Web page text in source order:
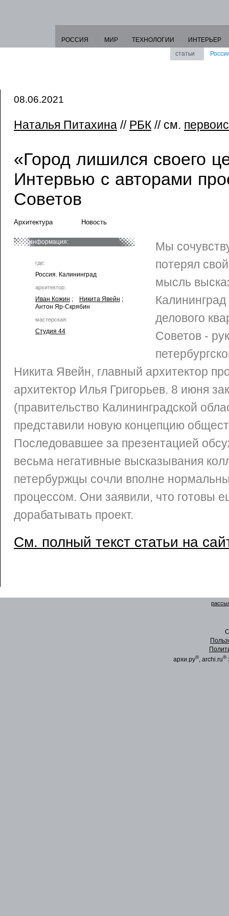
РОССИЯ МИР ТЕХНОЛОГИИ
ИНТЕРЬЕР
статьи
08.06.2021
Наталья Питахина // РБК // см.
«Город лишился своего
Интервью с авторами
Советов
Архитектура Новость
информация:
где:
Россия. Калининград
архитектор:
Иван Кожин ; Никита Явейн ;
Антон Яр-Скрябин
мастерская:
Студия 44
Мы
потерял
мысль
делового
Советов -
Никита Явейн, главный архитектор
архитектор Илья Григорьев. 8 июня
(правительство Калининградской
представили новую концепцию
Последовавшее за презентацией
весьма негативные высказывания
петербуржцы сочли вполне
процессом. Они заявили, что готовы
дорабатывать проект.
См. полный текст статьи на
архи.ру®, archi.ru®